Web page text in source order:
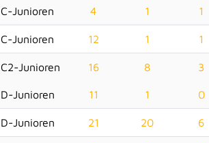
C-Junioren 4 1 1
C-Junioren 12 1 1
C2-Junioren 16 8 3
D-Junioren 11 1 0
D-Junioren 21 20 6